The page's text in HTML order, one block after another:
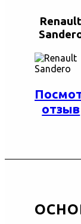
Renault
отзыв